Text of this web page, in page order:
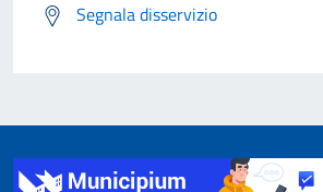
Segnala disservizio